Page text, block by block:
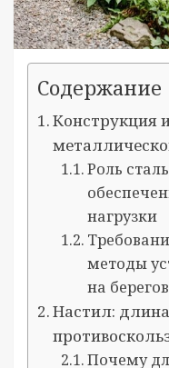
Содержание
Конструкция
Роль
нагрузки
методы
на
Настил:
Почему